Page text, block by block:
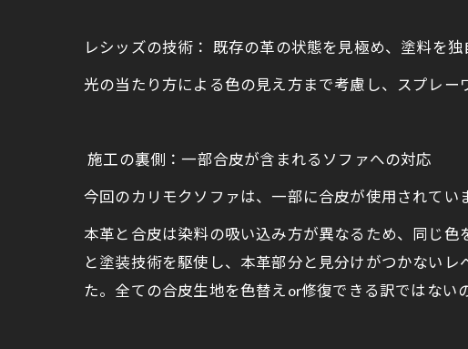
レシッズの技術： 既存の革の状態を見極め、塗料を独
光の当たり方による色の見え方まで考慮し、スプレー
施工の裏側：一部合皮が含まれるソファへの対応
今回のカリモクソファは、一部に合皮が使用されてい
本革と合皮は染料の吸い込み方が異なるため、同じ
と塗装技術を駆使し、本革部分と見分けがつかない
た。全ての合皮生地を色替えor修復できる訳ではない